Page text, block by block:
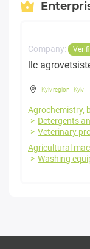
Company:
llc
Kyiv region- Kyiv
Agrochemistry,
Detergents
Veterinary
Agricultural
Washing